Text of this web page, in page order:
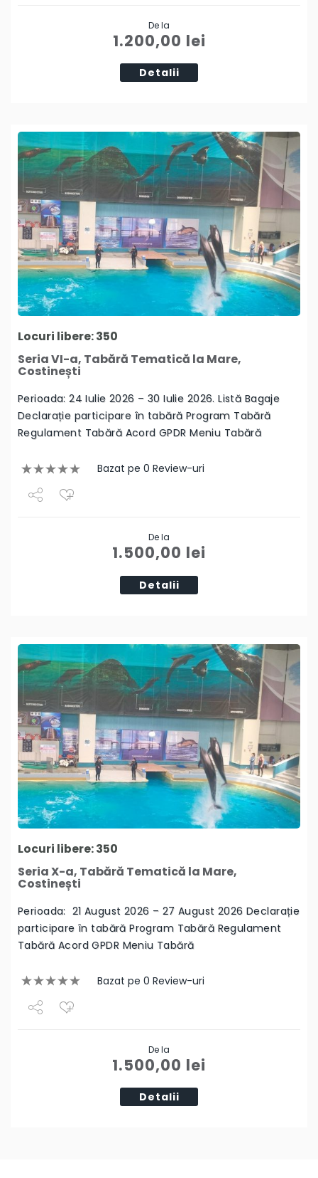
De la
1.200,00 lei
Detalii
Locuri libere: 350
Seria VI-a, Tabără Tematică la Mare,
Costinești
Perioada: 24 Iulie 2026 – 30 Iulie 2026. Listă Bagaje
Declarație participare în tabără Program Tabără
Regulament Tabără Acord GPDR Meniu Tabără
Bazat pe 0 Review-uri
De la
1.500,00 lei
Detalii
Locuri libere: 350
Seria X-a, Tabără Tematică la Mare,
Costinești
Perioada: 21 August 2026 – 27 August 2026 Declarație
participare în tabără Program Tabără Regulament
Tabără Acord GPDR Meniu Tabără
Bazat pe 0 Review-uri
De la
1.500,00 lei
Detalii